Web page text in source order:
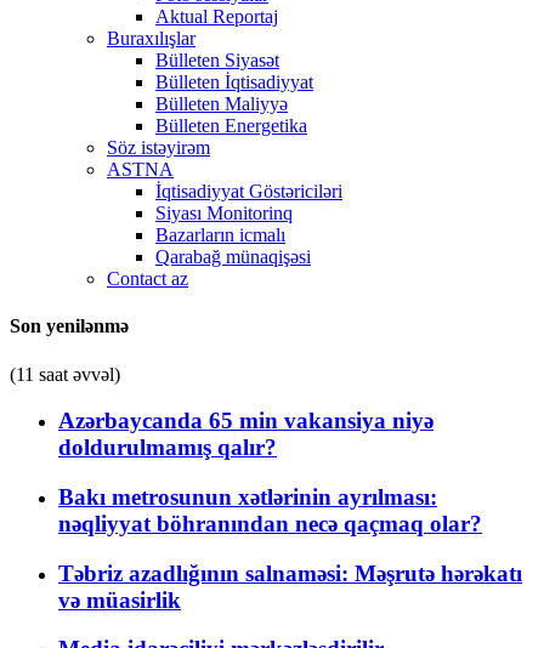
Aktual Reportaj
Buraxılışlar
Bülleten Siyasət
Bülleten İqtisadiyyat
Bülleten Maliyyə
Bülleten Energetika
Söz istəyirəm
ASTNA
İqtisadiyyat Göstəriciləri
Siyası Monitorinq
Bazarların icmalı
Qarabağ münaqişəsi
Contact az
Son yenilənmə
(11 saat əvvəl)
Azərbaycanda 65 min vakansiya niyə
doldurulmamış qalır?
Bakı metrosunun xətlərinin ayrılması:
nəqliyyat böhranından necə qaçmaq olar?
Təbriz azadlığının salnaməsi: Məşrutə hərəkatı
və müasirlik